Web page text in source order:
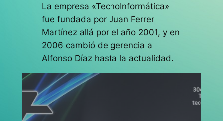
La empresa «TecnoInformática»
fue fundada por Juan Ferrer
Martínez allá por el año 2001, y en
2006 cambió de gerencia a
Alfonso Díaz hasta la actualidad.